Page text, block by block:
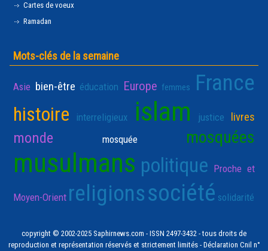
Cartes de voeux
Ramadan
Mots-clés de la semaine
Asie bien-être éducation Europe femmes France
histoire interreligieux islam justice livres
monde mosquée mosquées
musulmans politique Proche et
Moyen-Orient religionssociété solidarité
copyright © 2002-2025 Saphirnews.com - ISSN 2497-3432 - tous droits de
reproduction et représentation réservés et strictement limités - Déclaration Cnil n°